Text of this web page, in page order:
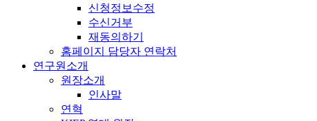
신청정보수정
수신거부
재동의하기
홈페이지 담당자 연락처
연구원소개
원장소개
인사말
연혁